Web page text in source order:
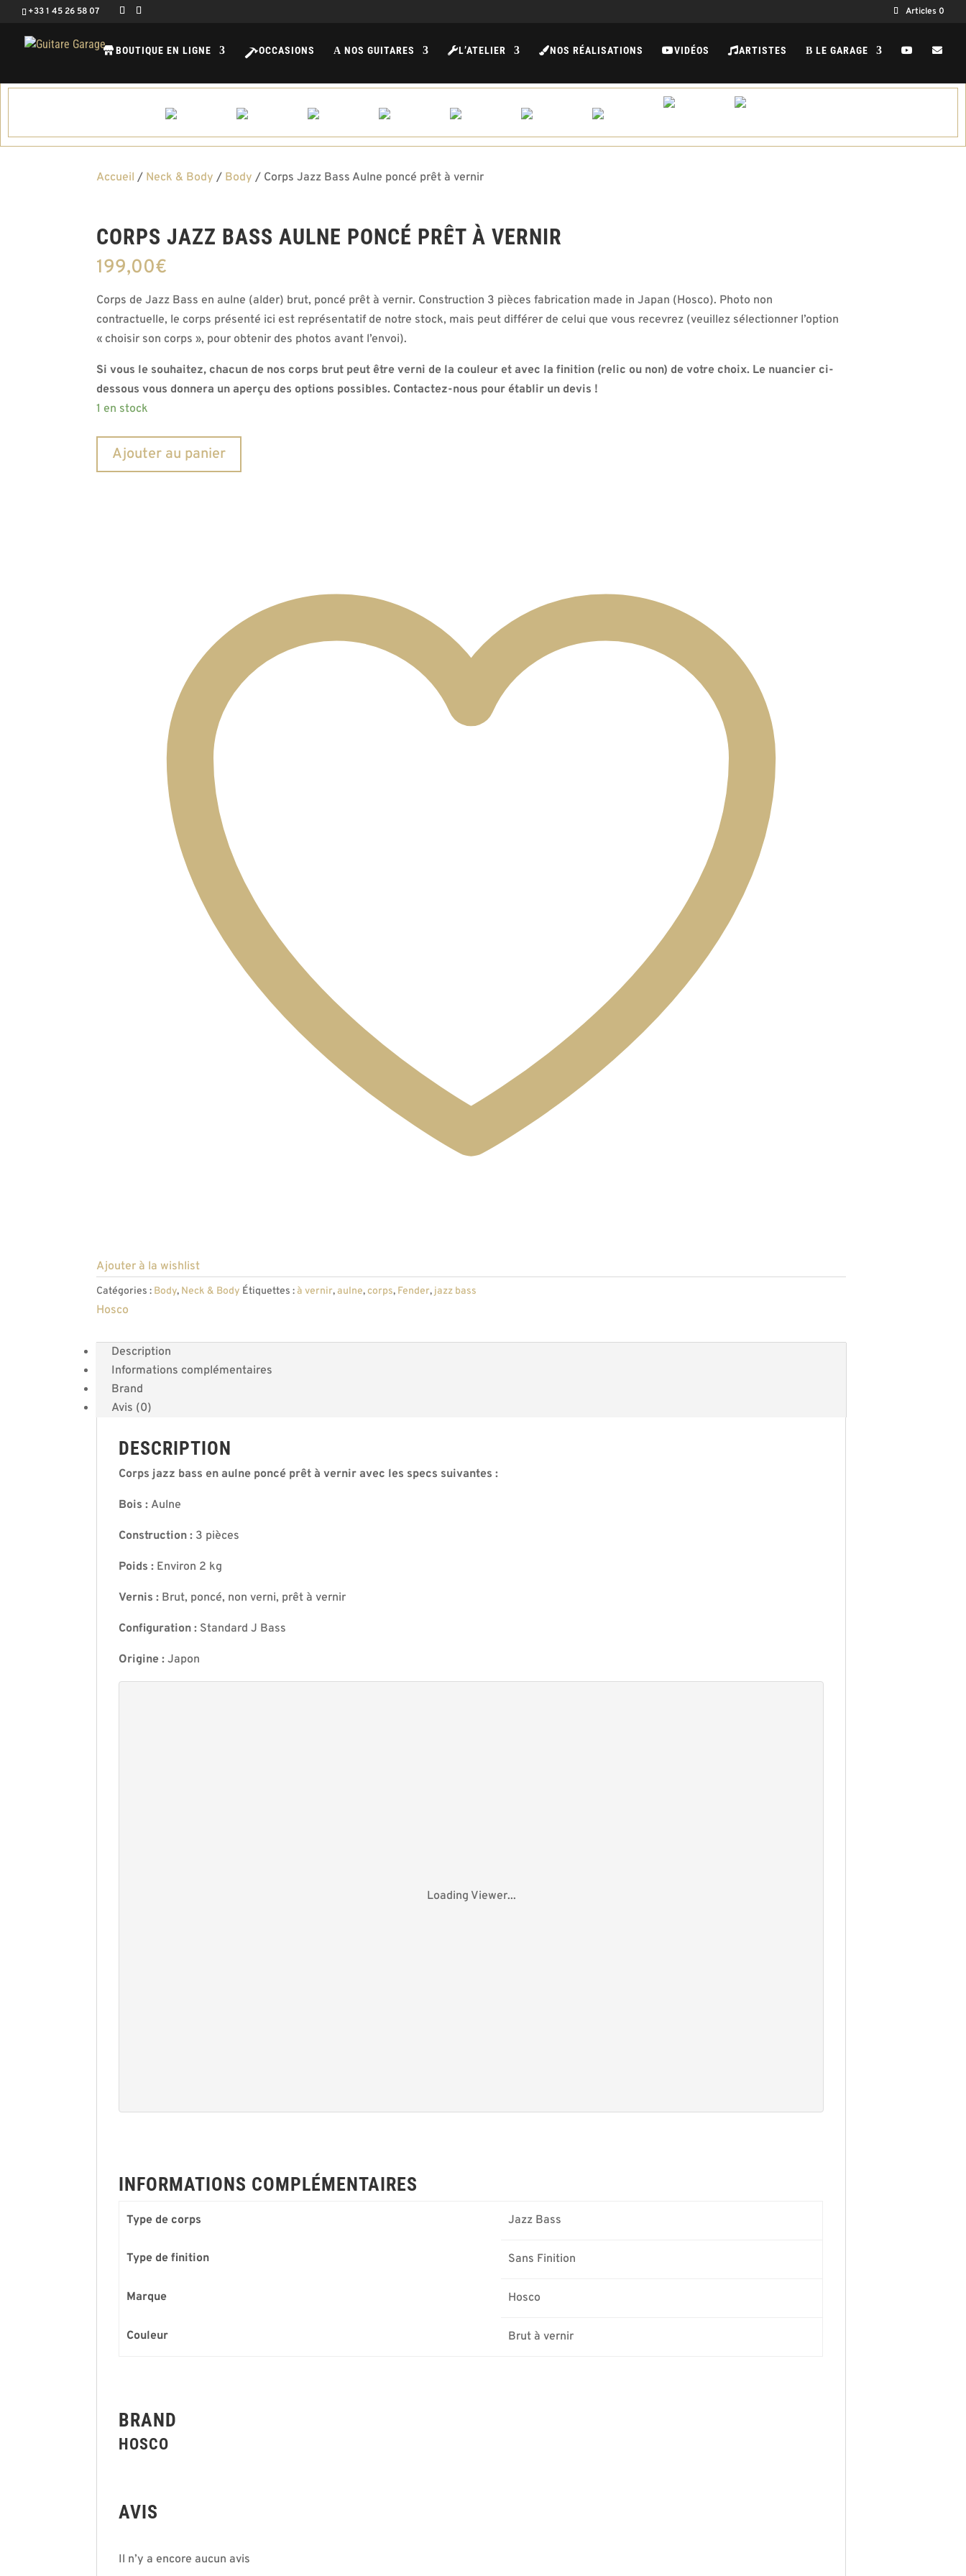
+33 1 45 26 58 07 Articles 0
BOUTIQUE EN LIGNE OCCASIONS A NOS GUITARES L’ATELIER NOS RÉALISATIONS VIDÉOS ARTISTES B LE GARAGE
Accueil / Neck & Body / Body / Corps Jazz Bass Aulne poncé prêt à vernir
CORPS JAZZ BASS AULNE PONCÉ PRÊT À VERNIR
199,00€
Corps de Jazz Bass en aulne (alder) brut, poncé prêt à vernir. Construction 3 pièces fabrication made in Japan (Hosco). Photo non
contractuelle, le corps présenté ici est représentatif de notre stock, mais peut différer de celui que vous recevrez (veuillez sélectionner l’option
« choisir son corps », pour obtenir des photos avant l’envoi).
Si vous le souhaitez, chacun de nos corps brut peut être verni de la couleur et avec la finition (relic ou non) de votre choix. Le nuancier ci-
dessous vous donnera un aperçu des options possibles. Contactez-nous pour établir un devis !
1 en stock
quantité
Ajouter au panier
Ajouter à la wishlist
Catégories : Body, Neck & Body Étiquettes :à vernir,aulne,corps, Fender, jazz bass
Hosco
Description
Informations complémentaires
Brand
Avis (0)
DESCRIPTION
Corps jazz bass en aulne poncé prêt à vernir avec les specs suivantes :
Bois : Aulne
Construction : 3 pièces
Poids : Environ 2 kg
Vernis : Brut, poncé, non verni, prêt à vernir
Configuration : Standard J Bass
Origine :Japon
Loading Viewer...
INFORMATIONS COMPLÉMENTAIRES
Type de corps Jazz Bass
Type de finition Sans Finition
Marque Hosco
Couleur Brut à vernir
BRAND
HOSCO
AVIS
Il n’y a encore aucun avis